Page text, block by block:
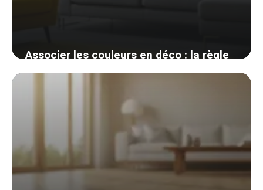
Associer les couleurs en déco : la règle
des 60-30-10 et le cercle chromatique